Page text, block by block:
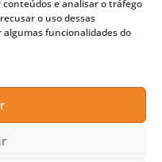
e analisar o tráfego
o uso dessas
algumas funcionalidades do
essa
espalha pelo
mas no
um belo de um